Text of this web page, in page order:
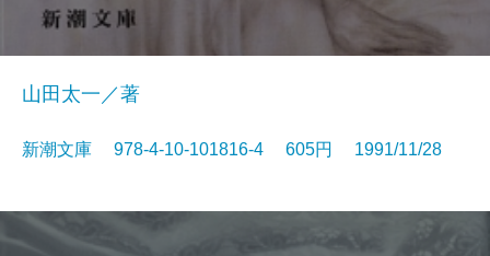
山田太一／著
新潮文庫 978-4-10-101816-4 605円 1991/11/28